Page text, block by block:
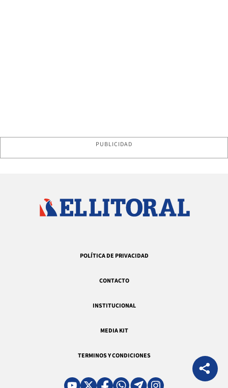
PUBLICIDAD
POLÍTICA DE PRIVACIDAD
CONTACTO
INSTITUCIONAL
MEDIA KIT
TERMINOS Y CONDICIONES